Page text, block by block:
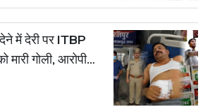
में देरी पर ITBP
मारी गोली, आरोपी